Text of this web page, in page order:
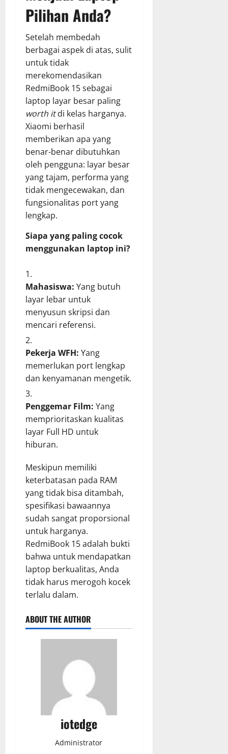
Pilihan Anda?
Setelah membedah
berbagai aspek di atas, sulit
untuk tidak
merekomendasikan
RedmiBook 15 sebagai
laptop layar besar paling
worth itdi kelas harganya.
Xiaomi berhasil
memberikan apa yang
benar-benar dibutuhkan
oleh pengguna: layar besar
yang tajam, performa yang
tidak mengecewakan, dan
fungsionalitas port yang
lengkap.
Siapa yang paling cocok
menggunakan laptop ini?
Mahasiswa: Yang butuh
layar lebar untuk
menyusun skripsi dan
mencari referensi.
Pekerja WFH: Yang
memerlukan port lengkap
dan kenyamanan mengetik.
Penggemar Film: Yang
memprioritaskan kualitas
layar Full HD untuk
hiburan.
Meskipun memiliki
keterbatasan pada RAM
yang tidak bisa ditambah,
spesifikasi bawaannya
sudah sangat proporsional
untuk harganya.
RedmiBook 15 adalah bukti
bahwa untuk mendapatkan
laptop berkualitas, Anda
tidak harus merogoh kocek
terlalu dalam.
ABOUT THE AUTHOR
iotedge
Administrator